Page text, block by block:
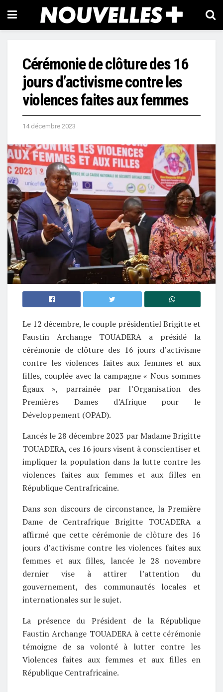
Cérémonie de clôture des 16
jours d’activisme contre les
violences faites aux femmes
14 décembre 2023
Le 12 décembre, le couple présidentiel Brigitte et
Faustin Archange TOUADERA a présidé la
cérémonie de clôture des 16 jours d’activisme
contre les violences faites aux femmes et aux
filles, couplée avec la campagne « Nous sommes
Égaux », parrainée par l’Organisation des
Premières Dames d’Afrique pour le
Développement (OPAD).
Lancés le 28 décembre 2023 par Madame Brigitte
TOUADERA, ces 16 jours visent à conscientiser et
impliquer la population dans la lutte contre les
violences faites aux femmes et aux filles en
République Centrafricaine.
Dans son discours de circonstance, la Première
Dame de Centrafrique Brigitte TOUADERA a
affirmé que cette cérémonie de clôture des 16
jours d’activisme contre les violences faites aux
femmes et aux filles, lancée le 28 novembre
dernier vise à attirer l’attention du
gouvernement, des communautés locales et
internationales sur le sujet.
La présence du Président de la République
Faustin Archange TOUADERA à cette cérémonie
témoigne de sa volonté à lutter contre les
Violences faites aux femmes et aux filles en
République Centrafricaine.